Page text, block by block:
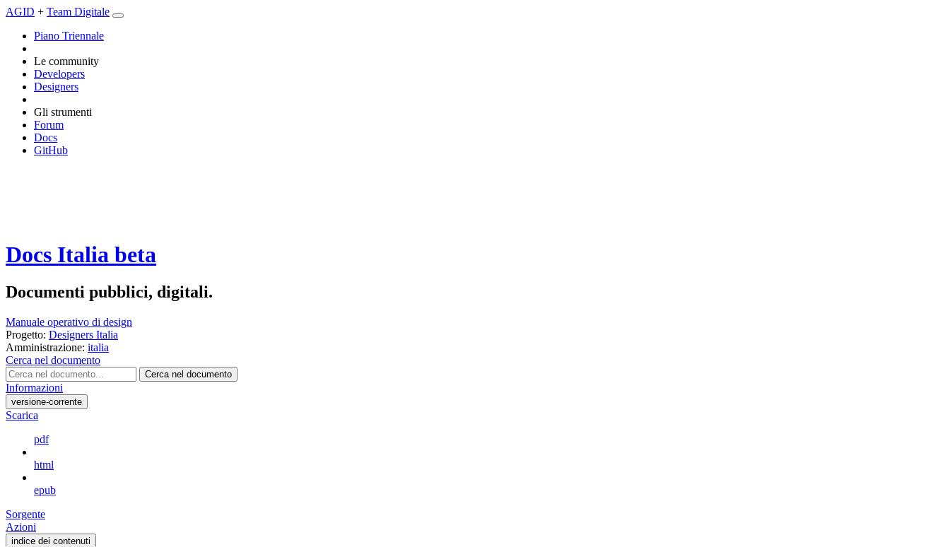
AGID + Team Digitale
Piano Triennale
Le community
Developers
Designers
Gli strumenti
Forum
Docs
GitHub
Docs Italia beta
Documenti pubblici, digitali.
Manuale operativo di design
Progetto: Designers Italia
Amministrazione: italia
Cerca nel documento
Cerca nel documento
Informazioni
versione-corrente
Scarica
pdf
html
epub
Sorgente
Azioni
indice dei contenuti